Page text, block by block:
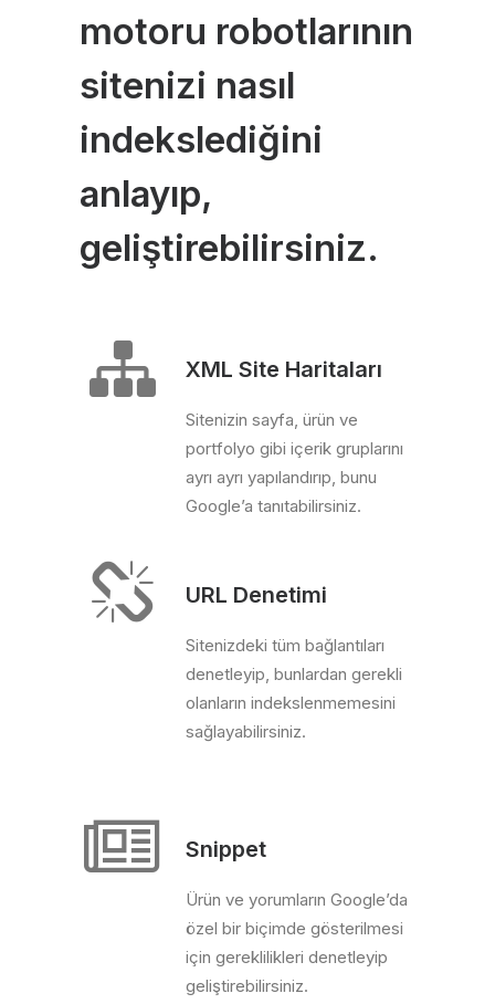
motoru robotlarının
sitenizi nasıl
indekslediğini
anlayıp,
geliştirebilirsiniz.
XML Site Haritaları
Sitenizin sayfa, ürün ve
portfolyo gibi içerik gruplarını
ayrı ayrı yapılandırıp, bunu
Google’a tanıtabilirsiniz.
URL Denetimi
Sitenizdeki tüm bağlantıları
denetleyip, bunlardan gerekli
olanların indekslenmemesini
sağlayabilirsiniz.
Snippet
Ürün ve yorumların Google’da
özel bir biçimde gösterilmesi
için gereklilikleri denetleyip
geliştirebilirsiniz.